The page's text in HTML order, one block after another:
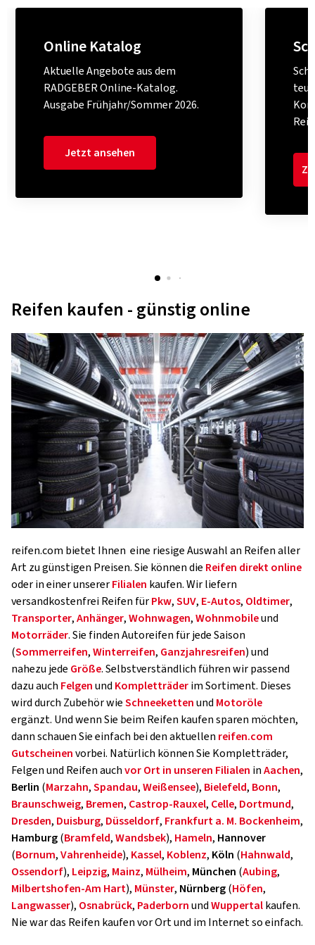
Online Katalog
Aktuelle Angebote aus dem
RADGEBER Online-Katalog.
Ausgabe Frühjahr/Sommer 2026.
Jetzt ansehen
Reifen kaufen - günstig online
reifen.com bietet Ihnen eine riesige Auswahl an Reifen aller
Art zu günstigen Preisen. Sie können die Reifen direkt online
oder in einer unsererFilialen kaufen. Wir liefern
versandkostenfrei Reifen fürPkw,SUV, E-Autos, Oldtimer,
Transporter,Anhänger,Wohnwagen,Wohnmobileund
Motorräder. Sie finden Autoreifen für jede Saison
(Sommerreifen,Winterreifen, Ganzjahresreifen) und
nahezu jede Größe. Selbstverständlich führen wir passend
dazu auch Felgenund Kompletträderim Sortiment. Dieses
wird durch Zubehör wieSchneekettenund Motoröle
ergänzt. Und wenn Sie beim Reifen kaufen sparen möchten,
dann schauen Sie einfach bei den aktuellen reifen.com
Gutscheinenvorbei. Natürlich können Sie Kompletträder,
Felgen und Reifen auchvor Ort in unseren Filialen inAachen,
Berlin (Marzahn,Spandau,Weißensee), Bielefeld, Bonn,
Braunschweig, Bremen, Castrop-Rauxel, Celle, Dortmund,
Dresden, Duisburg, Düsseldorf, Frankfurt a. M. Bockenheim,
Hamburg(Bramfeld,Wandsbek), Hameln, Hannover
(Bornum,Vahrenheide), Kassel, Koblenz, Köln (Hahnwald,
Ossendorf), Leipzig, Mainz, Mülheim, München (Aubing,
Milbertshofen-Am Hart), Münster, Nürnberg(Höfen,
Langwasser), Osnabrück, PaderbornundWuppertalkaufen.
Nie war das Reifen kaufen vor Ort und im Internet so einfach.